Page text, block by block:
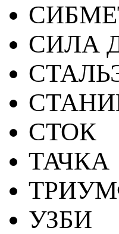
СИЛА
СТОК
ТАЧКА
УЗБИ